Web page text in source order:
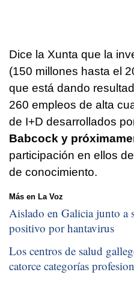
Dice la Xunta que la
(150 millones hasta el
que está dando
260 empleos de alta
de I+D desarrollados
Babcock y
participación en ellos
de conocimiento.
Más en La Voz
Aislado en Galicia junto a
positivo por hantavirus
Los centros de salud
catorce categorías